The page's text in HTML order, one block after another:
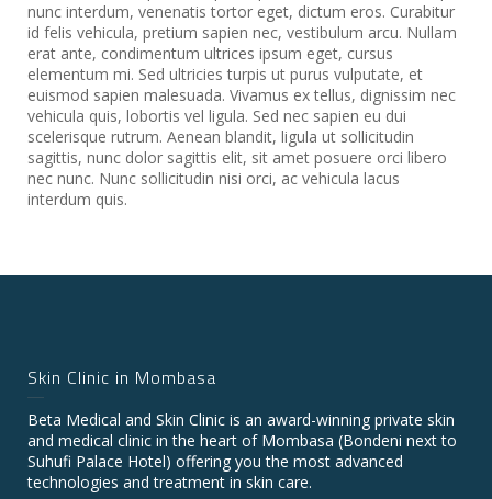
nunc interdum, venenatis tortor eget, dictum eros. Curabitur
id felis vehicula, pretium sapien nec, vestibulum arcu. Nullam
erat ante, condimentum ultrices ipsum eget, cursus
elementum mi. Sed ultricies turpis ut purus vulputate, et
euismod sapien malesuada. Vivamus ex tellus, dignissim nec
vehicula quis, lobortis vel ligula. Sed nec sapien eu dui
scelerisque rutrum. Aenean blandit, ligula ut sollicitudin
sagittis, nunc dolor sagittis elit, sit amet posuere orci libero
nec nunc. Nunc sollicitudin nisi orci, ac vehicula lacus
interdum quis.
Skin Clinic in Mombasa
Beta Medical and Skin Clinic is an award-winning private skin
and medical clinic in the heart of Mombasa (Bondeni next to
Suhufi Palace Hotel) offering you the most advanced
technologies and treatment in skin care.